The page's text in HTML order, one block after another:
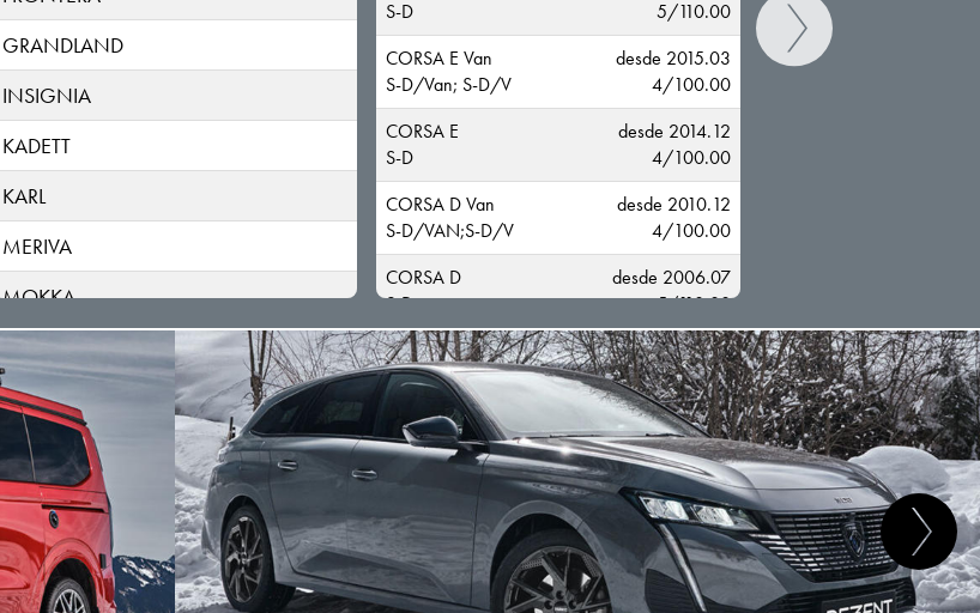
GRANDLAND
INSIGNIA
KADETT
KARL
MERIVA
MOKKA
MONTEREY
MOVANO
SIGNUM
TIGRA
VECTRA
VIVARO
S-D
5/110.00
CORSA E Van
S-D/Van; S-D/V
desde 2015.03
4/100.00
CORSA E
S-D
desde 2014.12
4/100.00
CORSA D Van
S-D/VAN;S-D/V
desde 2010.12
4/100.00
CORSA D
S-D
desde 2006.07
5/110.00
CORSA D
S-D;GMIB
desde 2006.07
4/100.00
CORSA C
CORSA-C
desde 2000.09
5/110.00
CORSA-C
desde 2000.09
4/100.00
CORSA C Van
Corsa-C-VAN
desde 2000.09
5/110.00